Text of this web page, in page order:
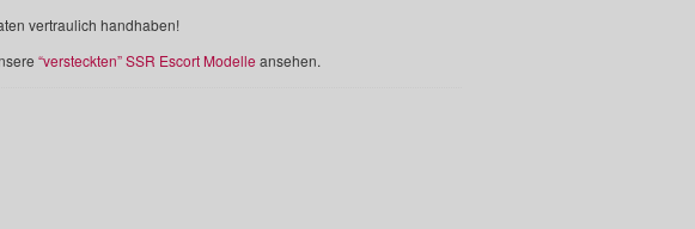
vertraulich handhaben!
“versteckten” SSR Escort Modelle ansehen.